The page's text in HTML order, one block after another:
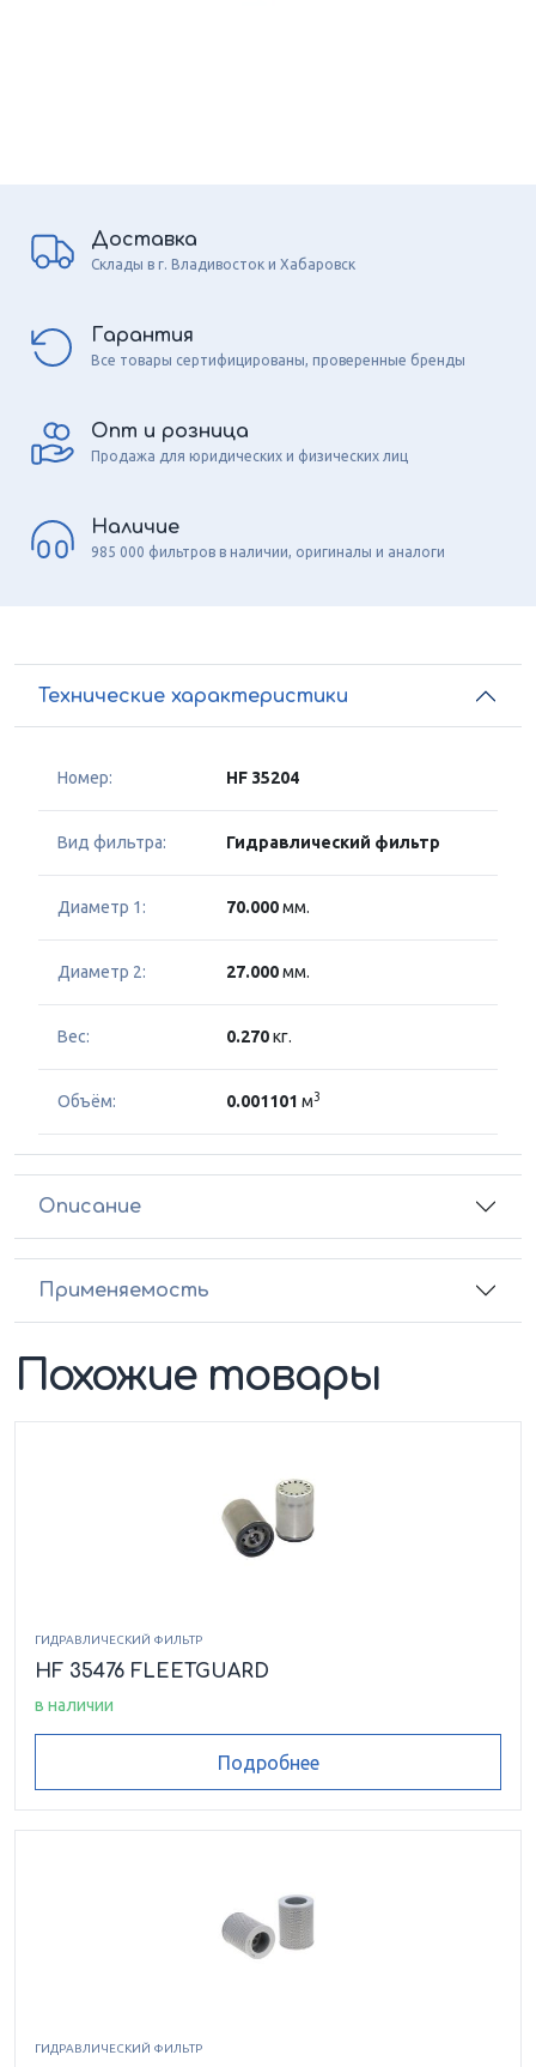
Доставка
Склады в г. Владивосток и Хабаровск
Гарантия
Все товары сертифицированы, проверенные бренды
Опт и розница
Продажа для юридических и физических лиц
Наличие
985 000 фильтров в наличии, оригиналы и аналоги
Технические характеристики
Номер: HF 35204
Вид фильтра: Гидравлический фильтр
Диаметр 1: 70.000мм.
Диаметр 2: 27.000мм.
Вес: 0.270кг.
Объём: 0.001101 м3
Описание
Применяемость
Похожие товары
ГИДРАВЛИЧЕСКИЙ ФИЛЬТР
HF 35476 FLEETGUARD
в наличии
Подробнее
ГИДРАВЛИЧЕСКИЙ ФИЛЬТР